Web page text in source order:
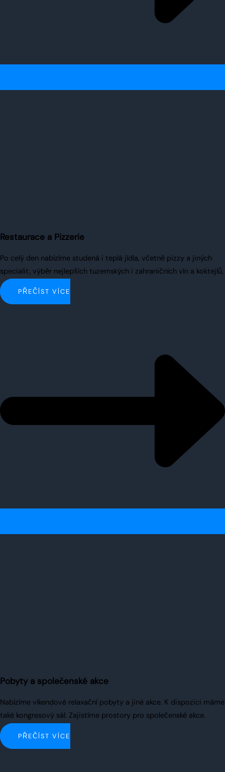
Restaurace a Pizzerie
Po celý den nabízíme studená i teplá jídla, včetně pizzy a jiných
specialit, výběr nejlepších tuzemských i zahraničních vín a koktejlů.
PŘEČÍST VÍCE
Pobyty a společenské akce
Nabízíme víkendové relaxační pobyty a jiné akce. K dispozici máme
také kongresový sál. Zajistíme prostory pro společenské akce.
PŘEČÍST VÍCE